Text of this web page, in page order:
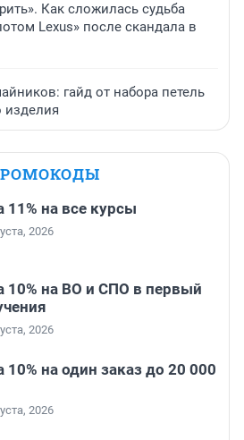
Как сложилась судьба
Lexus» после скандала в
гайд от набора петель
изделия
11% на все курсы
2026
10% на ВО и СПО в первый
2026
10% на один заказ до 20 000
2026